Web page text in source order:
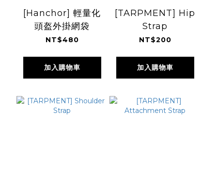
[Hanchor] 輕量化
頭盔外掛網袋
NT$480
加入購物車
[TARPMENT] Hip
Strap
NT$200
加入購物車